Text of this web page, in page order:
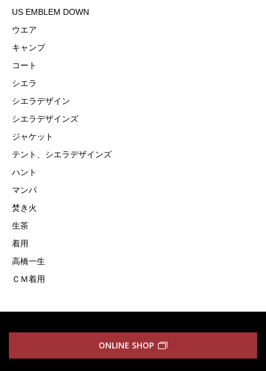
US EMBLEM DOWN
ウエア
キャンプ
コート
シエラ
シエラデザイン
シエラデザインズ
ジャケット
テント、シエラデザインズ
ハント
マンパ
焚き火
生茶
着用
高橋一生
ＣＭ着用
ONLINE SHOP